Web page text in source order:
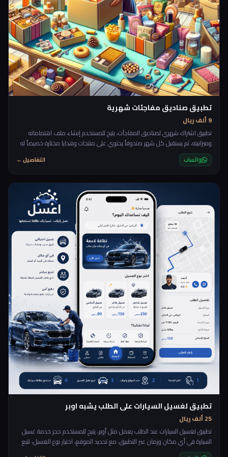
تطبيق صناديق مفاجئات شهرية
9 ألف ريال
تطبيق اشتراك شهري لصناديق المفاجآت، يتيح للمستخدم إنشاء ملف اهتماماته
وميزانيته، ثم يستقبل كل شهر صندوقاً يحتوي على منتجات وهدايا مختارة خصيصاً له
دون معرفة المحتوى مسبقاً. التجربة تجمع بين عنصر التشويق، التخصيص، ومتعة
الاكتشاف، مع إمكانية تقييم الصناديق لتحسين الاختيارات القادمة. 🎁✨
واتساب التفاصيل ←
تطبيق لغسيل السيارات على الطلب يشبه اوبر
25 ألف ريال
تطبيق لغسيل السيارات عند الطلب يعمل مثل أوبر، يتيح للمستخدم حجز خدمة غسيل
السيارة في أي مكان وزمان عبر التطبيق، مع تحديد الموقع، اختيار نوع الغسيل، تتبع
مقدم الخدمة مباشرة، والدفع إلكترونياً. الهدف هو توفير تجربة سريعة ومريحة دون